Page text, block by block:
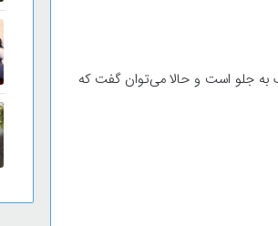
به جلو است و حالا می‌توان گفت که